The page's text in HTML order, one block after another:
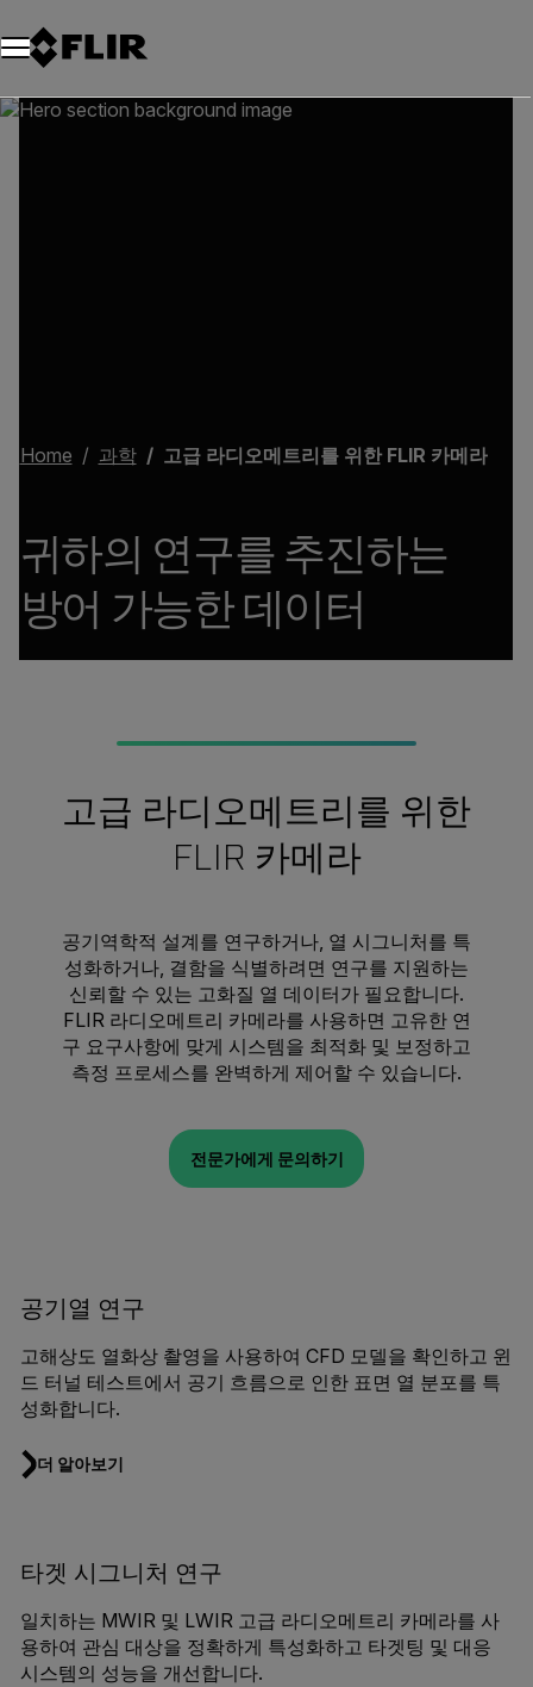
Home 과학 고급 라디오메트리를 위한 FLIR 카메라
귀하의 연구를 추진하는
방어 가능한 데이터
고급 라디오메트리를 위한
FLIR 카메라
공기역학적 설계를 연구하거나, 열 시그니처를 특
성화하거나, 결함을 식별하려면 연구를 지원하는
신뢰할 수 있는 고화질 열 데이터가 필요합니다.
FLIR 라디오메트리 카메라를 사용하면 고유한 연
구 요구사항에 맞게 시스템을 최적화 및 보정하고
측정 프로세스를 완벽하게 제어할 수 있습니다.
전문가에게 문의하기
공기열 연구
고해상도 열화상 촬영을 사용하여 CFD 모델을 확인하고 윈
드 터널 테스트에서 공기 흐름으로 인한 표면 열 분포를 특
성화합니다.
더 알아보기
타겟 시그니처 연구
일치하는 MWIR 및 LWIR 고급 라디오메트리 카메라를 사
용하여 관심 대상을 정확하게 특성화하고 타겟팅 및 대응
시스템의 성능을 개선합니다.